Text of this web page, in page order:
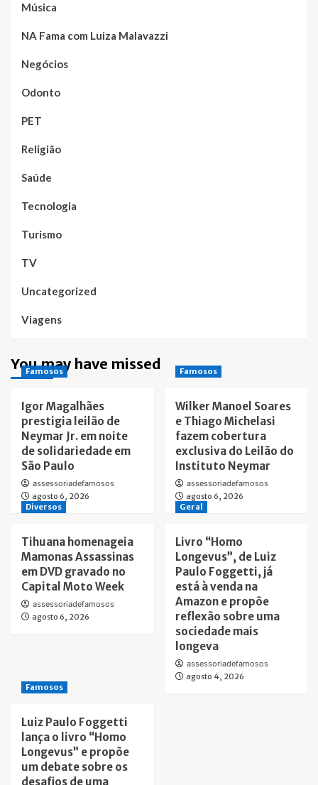
Música
NA Fama com Luiza Malavazzi
Negócios
Odonto
PET
Religião
Saúde
Tecnologia
Turismo
TV
Uncategorized
Viagens
You may have missed
Famosos
Igor Magalhães
prestigia leilão de
Neymar Jr. em noite
de solidariedade em
São Paulo
assessoriadefamosos
agosto 6, 2026
Famosos
Wilker Manoel Soares
e Thiago Michelasi
fazem cobertura
exclusiva do Leilão do
Instituto Neymar
assessoriadefamosos
agosto 6, 2026
Diversos
Tihuana homenageia
Mamonas Assassinas
em DVD gravado no
Capital Moto Week
assessoriadefamosos
agosto 6, 2026
Geral
Livro “Homo
Longevus”, de Luiz
Paulo Foggetti, já
está à venda na
Amazon e propõe
reflexão sobre uma
sociedade mais
longeva
assessoriadefamosos
agosto 4, 2026
Famosos
Luiz Paulo Foggetti
lança o livro “Homo
Longevus” e propõe
um debate sobre os
desafios de uma